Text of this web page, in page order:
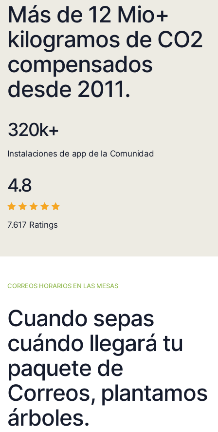
Más de 12 Mio+
kilogramos de CO2
compensados
desde 2011.
320k+
Instalaciones de app de la Comunidad
4.8
7.617 Ratings
CORREOS HORARIOS EN LAS MESAS
Cuando sepas
cuándo llegará tu
paquete de
Correos, plantamos
árboles.